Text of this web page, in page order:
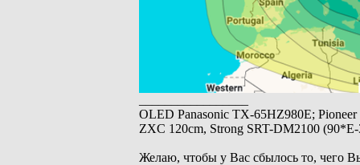
OLED Panasonic TX-65HZ980E;
ZXC 120cm, Strong SRT-DM2100
Желаю, чтобы у Вас сбылось то, чего